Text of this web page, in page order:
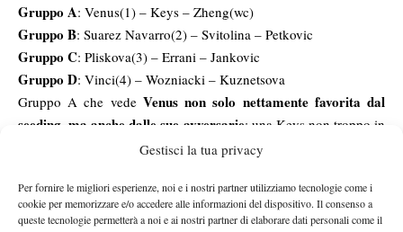
Gestisci la tua privacy
Per fornire le migliori esperienze, noi e i nostri partner utilizziamo tecnologie come i
cookie per memorizzare e/o accedere alle informazioni del dispositivo. Il consenso a
queste tecnologie permetterà a noi e ai nostri partner di elaborare dati personali come il
Gruppo A: Venus(1) – Keys – Zheng(wc)
Gruppo B: Suarez Navarro(2) – Svitolina – Petkovic
Gruppo C: Pliskova(3) – Errani – Jankovic
Gruppo D: Vinci(4) – Wozniacki – Kuznetsova
Gruppo A che vede Venus non solo nettamente favorita dal
seeding, ma anche dalle sue avversarie: una Keys non troppo in
forma ed una Zheng che in questo Master c’entra, onestamente,
gruppo B è quello più equilibrato: nessuna è davvero favorita
poiché tutte in “crisi” di risultati e carenti nella forma fisica. Il